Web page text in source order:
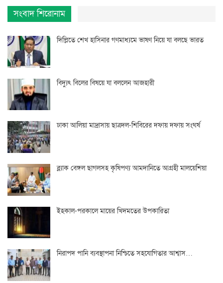
সংবাদ শিরোনাম
দিল্লিতে শেখ হাসিনার গণমাধ্যমে ভাষণ নিয়ে যা বলছে ভারত
বিদ্যুৎ বিলের বিষয়ে যা বললেন আজহারী
ঢাকা আলিয়া মাদ্রাসায় ছাত্রদল-শিবিরের দফায় দফায় সংঘর্ষ
ব্ল্যাক বেঙ্গল ছাগলসহ কৃষিপণ্য আমদানিতে আগ্রহী মালয়েশিয়া
ইহকাল-পরকালে মায়ের খিদমতের উপকারিতা
নিরাপদ পানি ব্যবস্থাপনা নিশ্চিতে সহযোগিতার আশ্বাস…